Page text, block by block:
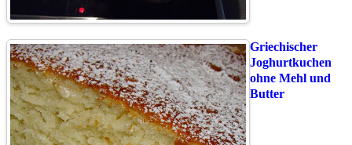
Griechischer
Joghurtkuchen
ohne Mehl und
Butter